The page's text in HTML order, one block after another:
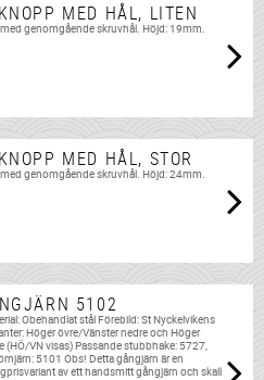
MED HÅL, LITEN
genomgående skruvhål. Höjd: 19mm.
MED HÅL, STOR
genomgående skruvhål. Höjd: 24mm.
5102
Obehandlat stål Förebild: St Nyckelvikens
Höger övre/Vänster nedre och Höger
(HÖ/VN visas) Passande stubbhake: 5727,
5101 Obs! Detta gångjärn är en
av ett handsmitt gångjärn och skall